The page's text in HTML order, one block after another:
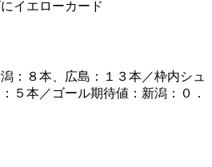
イエローカード
：８本、広島：１３本／枠内シュ
５本／ゴール期待値：新潟：０．